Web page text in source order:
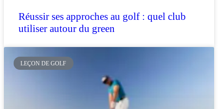
Réussir ses approches au golf : quel club
utiliser autour du green
LEÇON DE GOLF